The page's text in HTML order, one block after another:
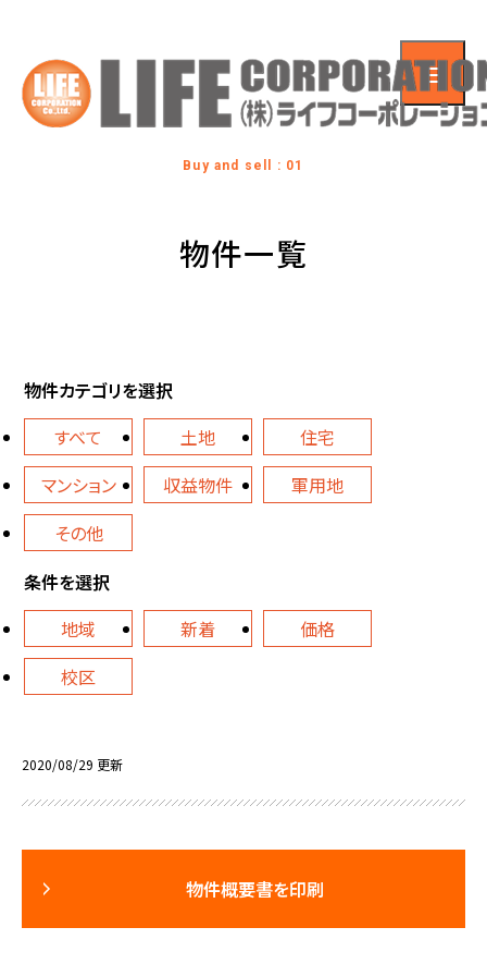
Buy and sell : 01
物件一覧
物件カテゴリを選択
すべて
土地
住宅
マンション
収益物件
軍用地
その他
条件を選択
地域
新着
価格
校区
2020/08/29 更新
物件概要書を印刷